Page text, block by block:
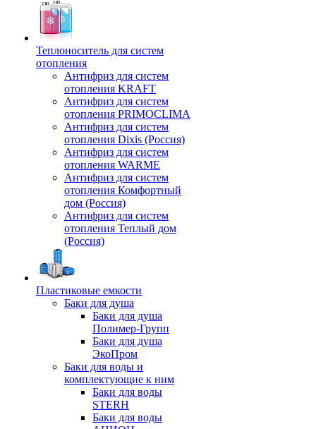
Теплоноситель для систем
отопления
Антифриз для систем
отопления KRAFT
Антифриз для систем
отопления PRIMOCLIMA
Антифриз для систем
отопления Dixis (Россия)
Антифриз для систем
отопления WARME
Антифриз для систем
отопления Комфортный
дом (Россия)
Антифриз для систем
отопления Теплый дом
(Россия)
Пластиковые емкости
Баки для душа
Баки для душа
Полимер-Групп
Баки для душа
ЭкоПром
Баки для воды и
комплектующие к ним
Баки для воды
STERH
Баки для воды